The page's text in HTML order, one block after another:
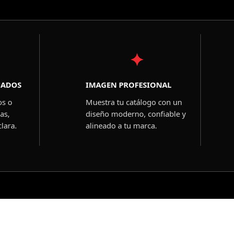
o
✦
IMAGEN PROFESIONAL
Muestra tu catálogo con un
diseño moderno, confiable y
alineado a tu marca.